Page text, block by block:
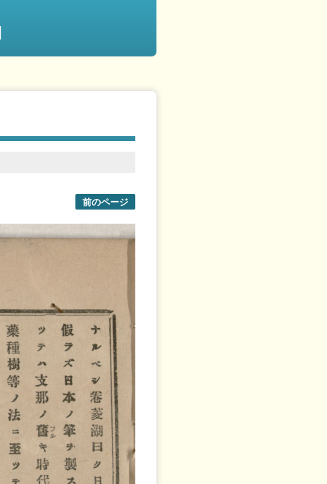
前のページ